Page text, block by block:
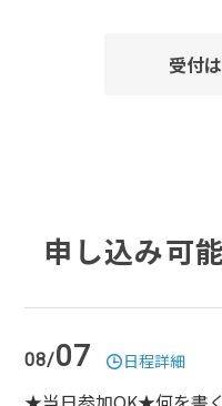
受付
申し込み可
08/07 日程詳細